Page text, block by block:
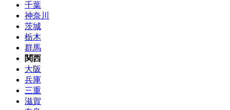
千葉
神奈川
茨城
栃木
群馬
関西
大阪
兵庫
三重
滋賀